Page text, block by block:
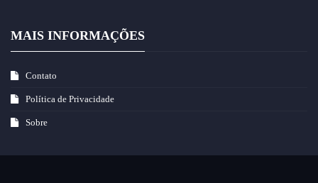
MAIS INFORMAÇÕES
Contato
Política de Privacidade
Sobre